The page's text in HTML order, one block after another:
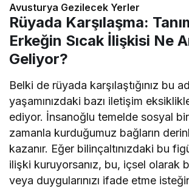
Avusturya Gezilecek Yerler
Rüyada Karşılaşma:
Erkeğin Sıcak İlişkisi Ne
Geliyor?
Belki de rüyada karşılaştığınız bu
yaşamınızdaki bazı iletişim
ediyor. İnsanoğlu temelde sosyal bir
zamanla kurduğumuz bağların
kazanır. Eğer bilinçaltınızdaki bu
ilişki kuruyorsanız, bu, içsel olarak
veya duygularınızı ifade etme